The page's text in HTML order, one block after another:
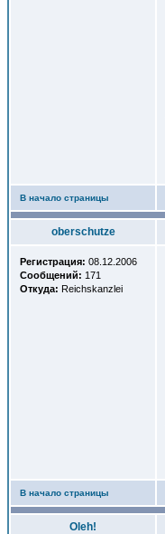
В начало страницы
oberschutze
Регистрация: 08.12.2006
Сообщений: 171
Откуда: Reichskanzlei
В начало страницы
Oleh!